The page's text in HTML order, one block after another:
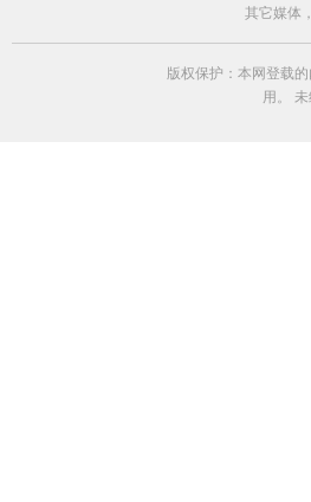
其它媒体
版权保护：本网登载
用。